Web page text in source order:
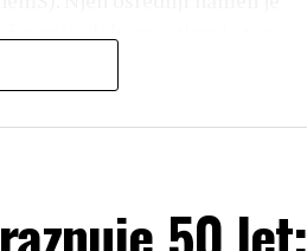
dokumentiranje ter